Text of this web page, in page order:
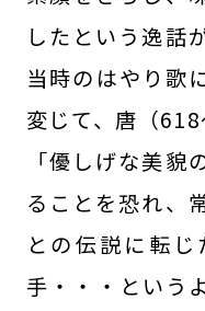
したという逸話
当時のはやり歌
変じて、唐（618
「優しげな美貌
ることを恐れ、
との伝説に転
手・・・という